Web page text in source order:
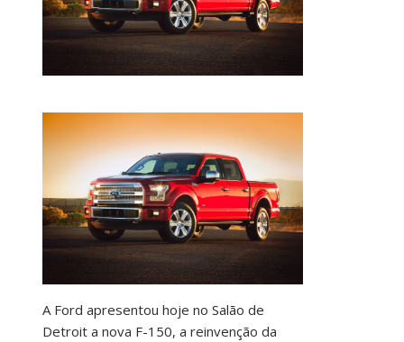
A Ford apresentou hoje no Salão de
Detroit a nova F-150, a reinvenção da